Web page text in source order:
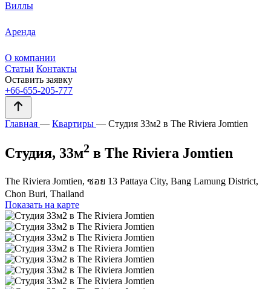
Виллы
Аренда
О компании
Статьи Контакты
Оставить заявку
+66-655-205-777
Главная — Квартиры — Студия 33м2 в The Riviera Jomtien
Студия, 33м2 в The Riviera Jomtien
The Riviera Jomtien, ซอย 13 Pattaya City, Bang Lamung District,
Chon Buri, Thailand
Показать на карте